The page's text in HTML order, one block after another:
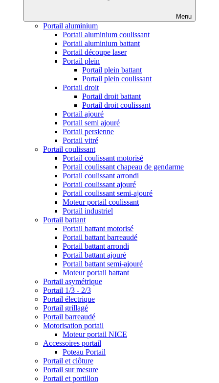
Menu
Portail aluminium
Portail aluminium coulissant
Portail aluminium battant
Portail découpe laser
Portail plein
Portail plein battant
Portail plein coulissant
Portail droit
Portail droit battant
Portail droit coulissant
Portail ajouré
Portail semi ajouré
Portail persienne
Portail vitré
Portail coulissant
Portail coulissant motorisé
Portail coulissant chapeau de gendarme
Portail coulissant arrondi
Portail coulissant ajouré
Portail coulissant semi-ajouré
Moteur portail coulissant
Portail industriel
Portail battant
Portail battant motorisé
Portail battant barreaudé
Portail battant arrondi
Portail battant ajouré
Portail battant semi-ajouré
Moteur portail battant
Portail asymétrique
Portail 1/3 - 2/3
Portail électrique
Portail grillagé
Portail barreaudé
Motorisation portail
Moteur portail NICE
Accessoires portail
Poteau Portail
Portail et clôture
Portail sur mesure
Portail et portillon